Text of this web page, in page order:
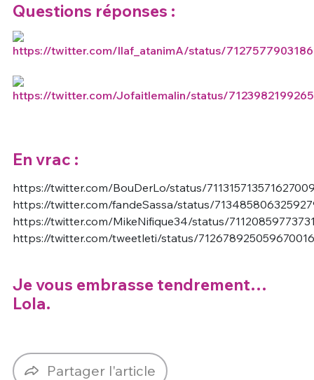
Questions réponses :
En vrac :
https://twitter.com/BouDerLo/status/
https://twitter.com/fandeSassa/status/
https://twitter.com/MikeNifique34/status/
https://twitter.com/tweetleti/status/712678925059670016
Je vous embrasse tendrement…
Lola.
Partager l'article